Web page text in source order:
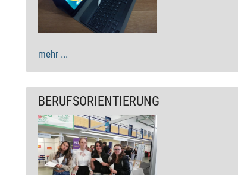
mehr ...
BERUFSORIENTIERUNG